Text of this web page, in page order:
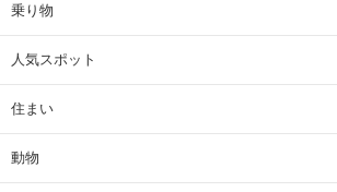
乗り物
人気スポット
住まい
動物